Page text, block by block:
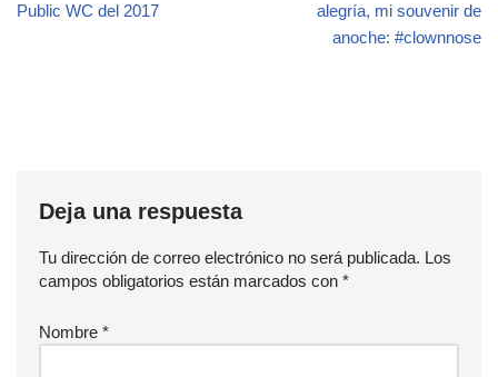
Public WC del 2017
alegría, mi souvenir de
anoche: #clownnose
Deja una respuesta
Tu dirección de correo electrónico no será publicada. Los
campos obligatorios están marcados con *
Nombre *